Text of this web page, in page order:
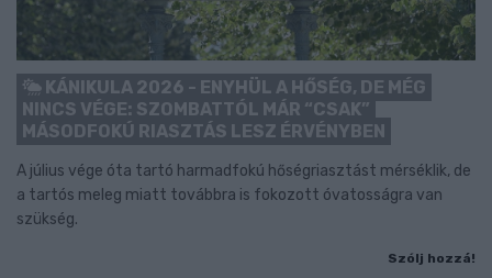
KÁNIKULA 2026 - ENYHÜL A HŐSÉG, DE MÉG
NINCS VÉGE: SZOMBATTÓL MÁR “CSAK”
MÁSODFOKÚ RIASZTÁS LESZ ÉRVÉNYBEN
A július vége óta tartó harmadfokú hőségriasztást mérséklik, de
a tartós meleg miatt továbbra is fokozott óvatosságra van
szükség.
Szólj hozzá!